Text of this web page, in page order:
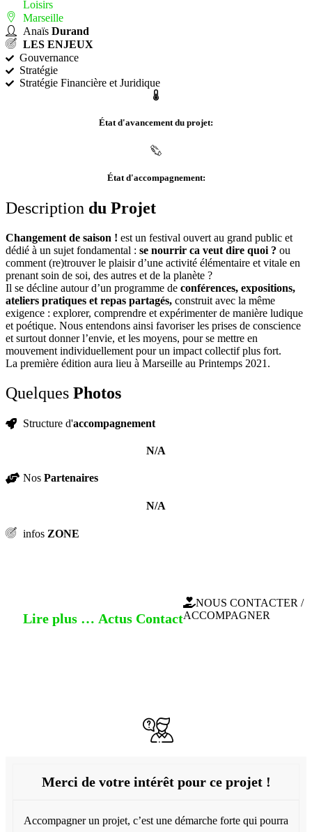
Loisirs
Marseille
Anaïs Durand
LES ENJEUX
Gouvernance
Stratégie
Stratégie Financière et Juridique
État d'avancement du projet:
État d'accompagnement:
Description du Projet
Changement de saison ! est un festival ouvert au grand public et
dédié à un sujet fondamental : se nourrir ca veut dire quoi ? ou
comment (re)trouver le plaisir d’une activité élémentaire et vitale en
prenant soin de soi, des autres et de la planète ?
Il se décline autour d’un programme de conférences, expositions,
ateliers pratiques et repas partagés, construit avec la même
exigence : explorer, comprendre et expérimenter de manière ludique
et poétique. Nous entendons ainsi favoriser les prises de conscience
et surtout donner l’envie, et les moyens, pour se mettre en
mouvement individuellement pour un impact collectif plus fort.
La première édition aura lieu à Marseille au Printemps 2021.
Quelques Photos
Structure d'accompagnement
N/A
Nos Partenaires
N/A
infos ZONE
Lire plus … Actus Contact
NOUS CONTACTER /
ACCOMPAGNER
Merci de votre intérêt pour ce projet !
Accompagner un projet, c’est une démarche forte qui pourra